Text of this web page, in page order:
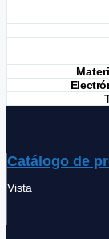
Catálogo de
Vista